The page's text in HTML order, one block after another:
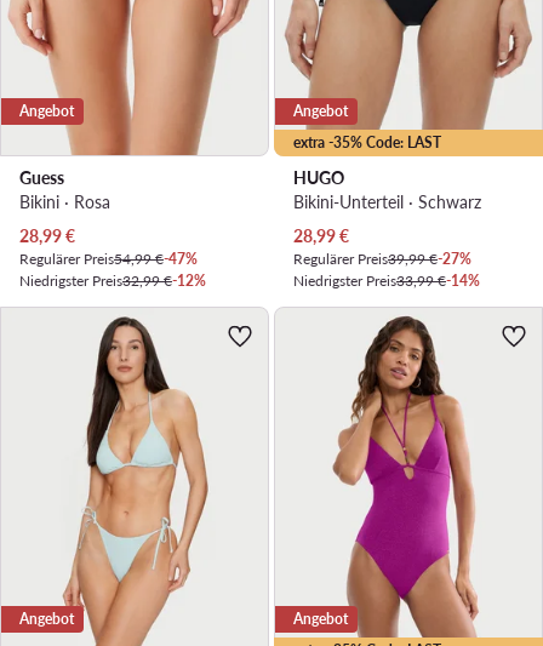
Angebot
Guess
Bikini · Rosa
Aktueller Preis
28,99€
Regulärer Preis54,99 €-47%
Niedrigster Preis32,99 €-12%
extra -35% Code: LAST
Angebot
HUGO
Bikini-Unterteil · Schwarz
Aktueller Preis
28,99€
Regulärer Preis39,99 €-27%
Niedrigster Preis33,99 €-14%
Angebot
Angebot